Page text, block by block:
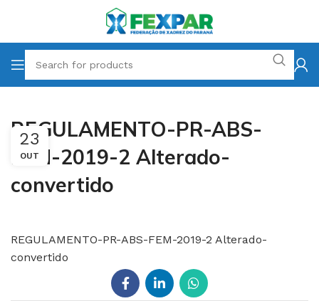
REGULAMENTO-PR-ABS-
FEM-2019-2 Alterado-
convertido
23
OUT
REGULAMENTO-PR-ABS-FEM-2019-2 Alterado-
convertido